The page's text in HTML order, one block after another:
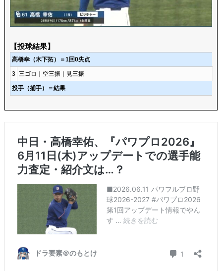
【投球結果】
高橋幸（木下拓）＝1回0失点
3 三ゴロ｜空三振｜見三振
投手（捕手）＝結果